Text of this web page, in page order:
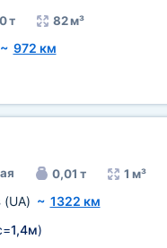
т 82 м³
~ 972 км
0,01 т 1 м³
(UA) ~ 1322 км
1,4м)